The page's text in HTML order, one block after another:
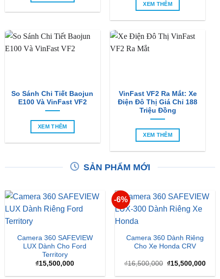
XEM THÊM
So Sánh Chi Tiết Baojun
E100 Và VinFast VF2
XEM THÊM
VinFast VF2 Ra Mắt: Xe
Điện Đô Thị Giá Chỉ 188
Triệu Đồng
XEM THÊM
SẢN PHẨM MỚI
Camera 360 SAFEVIEW
LUX Dành Cho Ford
Territory
₫15,500,000
-6%
Camera 360 Dành Riêng
Cho Xe Honda CRV
₫16,500,000 Giá
là:
₫15,500,000Giá
tại